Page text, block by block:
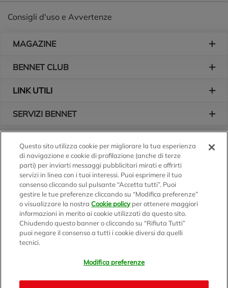
Consigli d'uso e Avvertenze
MAGAZINE
BENNET CLUB
LINK UTILI
SERVIZI BENNET
Logo Bennet
Seguici sui nostri canali
Scarica l'app
Questo sito utilizza cookie per migliorare la tua esperienza
di navigazione e cookie di profilazione (anche di terze
parti) per inviarti messaggi pubblicitari mirati e offrirti
servizi in linea con i tuoi interessi. Puoi esprimere il tuo
consenso cliccando sul pulsante “Accetta tutti”. Puoi
gestire le tue preferenze cliccando su “Modifica preferenze”
o visualizzare la nostraCookie policyper ottenere maggiori
informazioni in merito ai cookie utilizzati da questo sito.
Chiudendo questo banner o cliccando su “Rifiuta Tutti”
puoi negare il consenso a tutti i cookie diversi da quelli
tecnici.
Modifica preferenze